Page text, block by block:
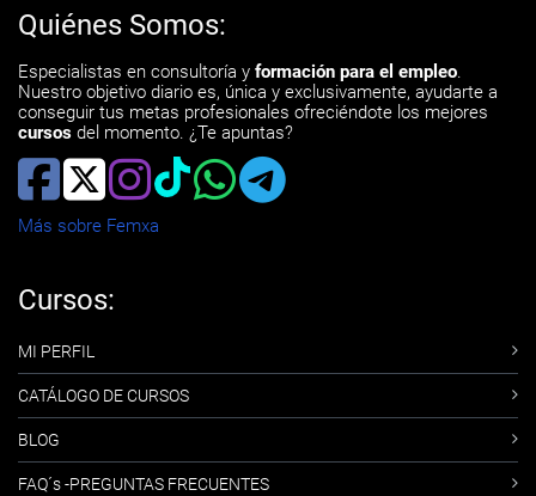
Quiénes Somos:
Especialistas en consultoría y formación para el empleo.
Nuestro objetivo diario es, única y exclusivamente, ayudarte a
conseguir tus metas profesionales ofreciéndote los mejores
cursos del momento. ¿Te apuntas?
Más sobre Femxa
Cursos:
MI PERFIL
CATÁLOGO DE CURSOS
BLOG
FAQ´s -PREGUNTAS FRECUENTES